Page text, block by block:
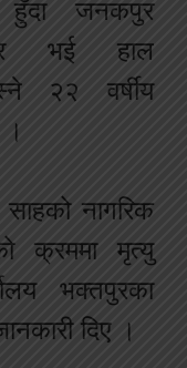
हुँदा जनकपुर
घर भई हाल
२२ वर्षीय
साहको नागरिक
क्रममा मृत्यु
भक्तपुरका
दिए ।